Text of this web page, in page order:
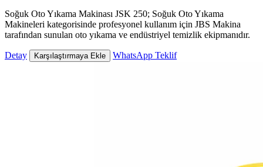
Soğuk Oto Yıkama Makinası JSK 250; Soğuk Oto Yıkama
Makineleri kategorisinde profesyonel kullanım için JBS Makina
tarafından sunulan oto yıkama ve endüstriyel temizlik ekipmanıdır.
Detay Karşılaştırmaya Ekle WhatsApp Teklif